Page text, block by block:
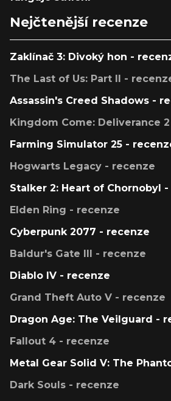
Nejčtenější recenze
Zaklínač 3: Divoký hon -
The Last of Us: Part II -
Assassin's Creed Shadows -
Kingdom Come: Deliverance
Farming Simulator 25 -
Hogwarts Legacy - recenze
Stalker 2: Heart of Chornobyl
Elden Ring - recenze
Cyberpunk 2077 - recenze
Baldur's Gate III - recenze
Diablo IV - recenze
Grand Theft Auto V - recenze
Dragon Age: The Veilguard -
Fallout 4 - recenze
Metal Gear Solid V: The
Dark Souls - recenze